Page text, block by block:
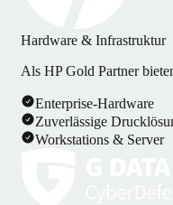
Hardware & Infrastruktur
Als HP Gold Partner
Enterprise-Hardware
Zuverlässige
Workstations & Server